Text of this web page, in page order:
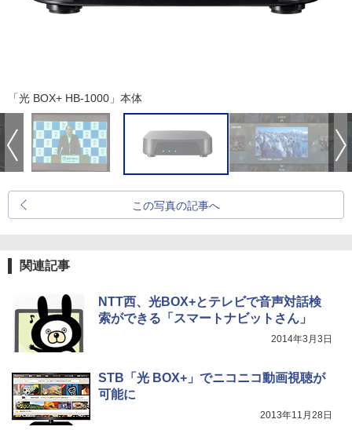
「光 BOX+ HB-1000」本体
この写真の記事へ
関連記事
NTT西、光BOX+とテレビで音声対話検
索ができる「スマートナビットさん」
2014年3月3日
STB「光 BOX+」でニコニコ動画視聴が
可能に
2013年11月28日